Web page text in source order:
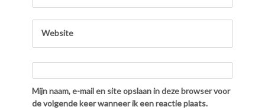
Mijn naam, e-mail en site opslaan in deze browser voor
de volgende keer wanneer ik een reactie plaats.